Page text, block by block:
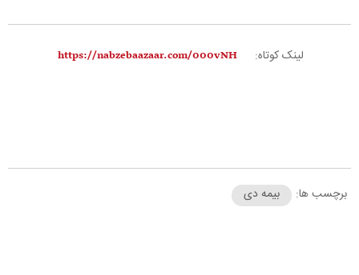
لینک کوتاه:
برچسب ها: بیمه دی